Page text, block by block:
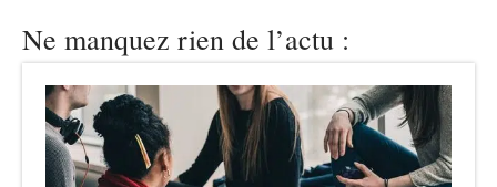
Ne manquez rien de l’actu :